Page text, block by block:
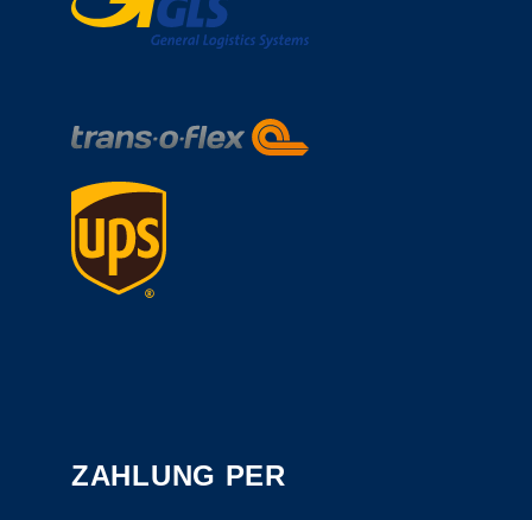
ZAHLUNG PER